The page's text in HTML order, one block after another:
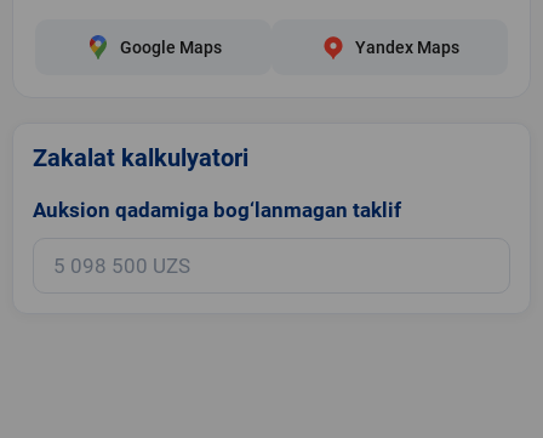
Google Maps Yandex Maps
Zakalat kalkulyatori
Auksion qadamiga bog‘lanmagan taklif